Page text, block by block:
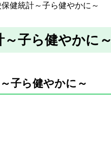
健統計～子ら健やかに～
子ら健やかに～
子ら健やかに～